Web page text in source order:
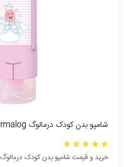
شامپو بدن کودک درمالوگ Dermalog
خرید و قیمت شامپو بدن کودک درمالوگ Dermalog ...